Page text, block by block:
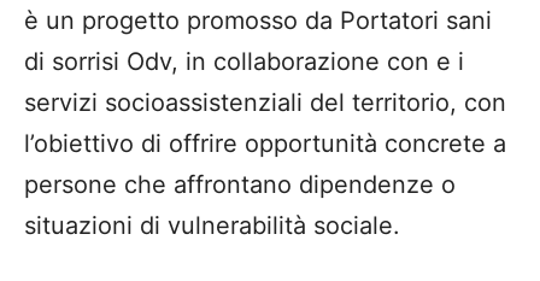
è un progetto promosso da Portatori sani
di sorrisi Odv, in collaborazione con e i
servizi socioassistenziali del territorio, con
l’obiettivo di offrire opportunità concrete a
persone che affrontano dipendenze o
situazioni di vulnerabilità sociale.